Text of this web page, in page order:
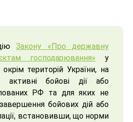
Закону «Про державну
господарювання» у
територій України, на
активні бойові дії або
РФ та для яких не
бойових дій або
встановивши, що норми